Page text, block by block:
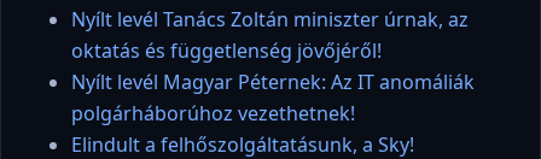
Nyílt levél Tanács Zoltán miniszter úrnak, az
oktatás és függetlenség jövőjéről!
Nyílt levél Magyar Péternek: Az IT anomáliák
polgárháborúhoz vezethetnek!
Elindult a felhőszolgáltatásunk, a Sky!